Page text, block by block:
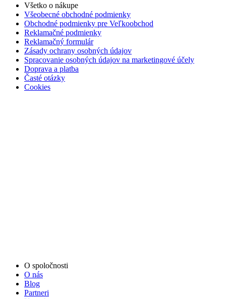
Všetko o nákupe
Všeobecné obchodné podmienky
Obchodné podmienky pre Veľkoobchod
Reklamačné podmienky
Reklamačný formulár
Zásady ochrany osobných údajov
Spracovanie osobných údajov na marketingové účely
Doprava a platba
Časté otázky
Cookies
O spoločnosti
O nás
Blog
Partneri